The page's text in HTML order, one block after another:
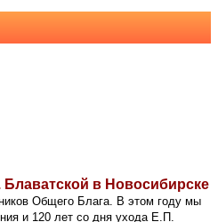
в Новосибирске
Общего Блага. В этом году мы
и 120 лет со дня ухода Е.П.